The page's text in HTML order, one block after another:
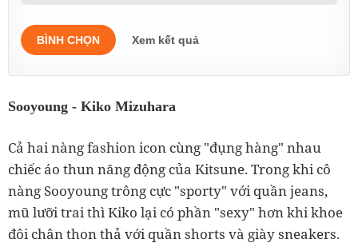
BÌNH CHỌN Xem kết quả
Sooyoung - Kiko Mizuhara
Cả hai nàng fashion icon cùng "đụng hàng" nhau
chiếc áo thun năng động của Kitsune. Trong khi cô
nàng Sooyoung trông cực "sporty" với quần jeans,
mũ lưỡi trai thì Kiko lại có phần "sexy" hơn khi khoe
đôi chân thon thả với quần shorts và giày sneakers.